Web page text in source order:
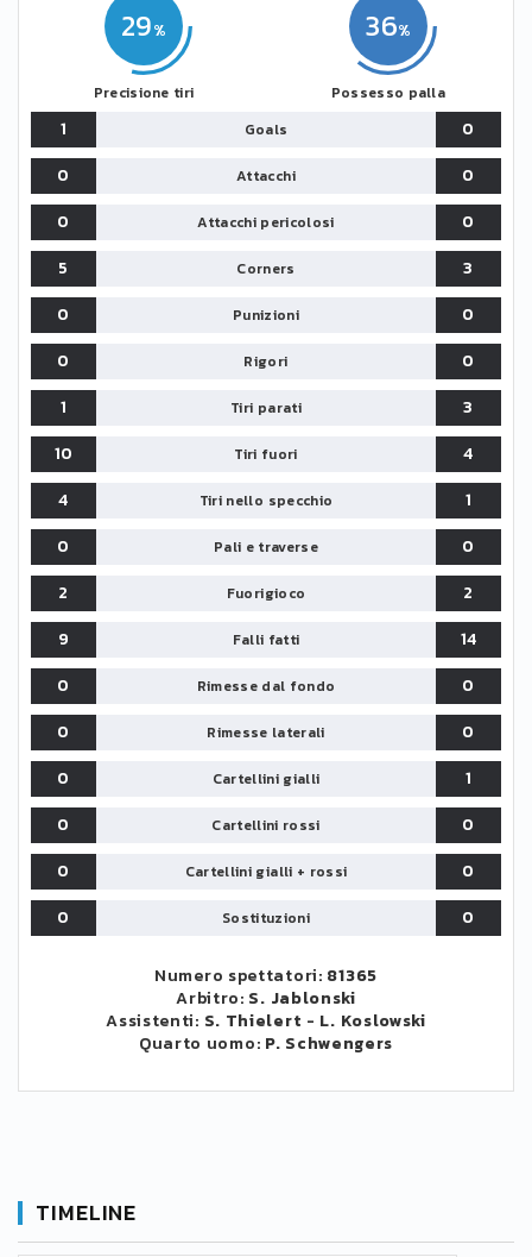
29
Precisione tiri
36
Possesso palla
1 Goals
0
0
Attacchi
0
0
Attacchi pericolosi
0
5
Corners
3
0
Punizioni
0
0
Rigori
0
1
Tiri parati
3
10
Tiri fuori
4
4
Tiri nello specchio
1
0
Pali e traverse
0
2
Fuorigioco
2
9
Falli fatti
14
0
Rimesse dal fondo
0
0
Rimesse laterali
0
0
Cartellini gialli
1
0
Cartellini rossi
0
0
Cartellini gialli + rossi
0
0
Sostituzioni 0
Numero spettatori: 81365
Arbitro: S. Jablonski
Assistenti: S. Thielert - L. Koslowski
Quarto uomo: P. Schwengers
TIMELINE